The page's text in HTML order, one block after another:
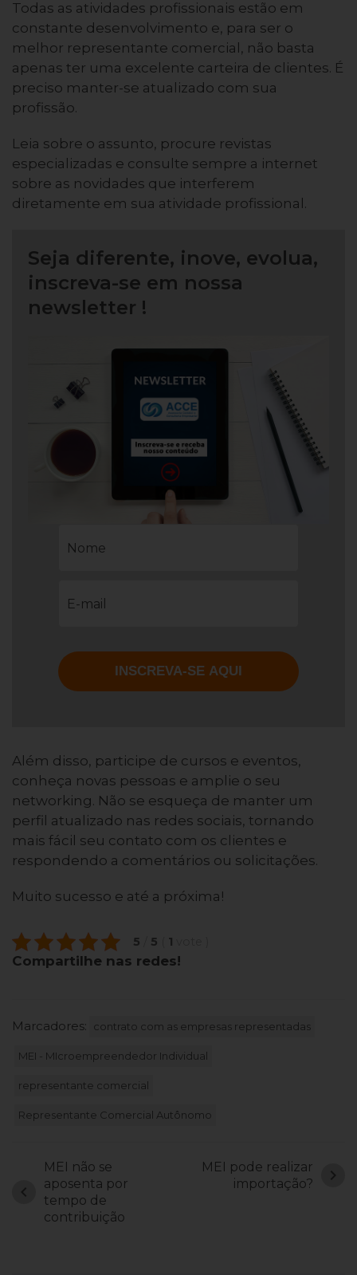
Todas as atividades profissionais estão em
constante desenvolvimento e, para ser o
melhor representante comercial, não basta
apenas ter uma excelente carteira de clientes. É
preciso manter-se atualizado com sua
profissão.
Leia sobre o assunto, procure revistas
especializadas e consulte sempre a internet
sobre as novidades que interferem
diretamente em sua atividade profissional.
Seja diferente, inove, evolua,
inscreva-se em nossa
newsletter !
Além disso, participe de cursos e eventos,
conheça novas pessoas e amplie o seu
networking. Não se esqueça de manter um
perfil atualizado nas redes sociais, tornando
mais fácil seu contato com os clientes e
respondendo a comentários ou solicitações.
Muito sucesso e até a próxima!
5 5 1
Compartilhe nas redes!
Marcadores: contrato com as empresas representadas
MEI - MIcroempreendedor Individual
representante comercial
Representante Comercial Autônomo
MEI não se
aposenta por
tempo de
contribuição
chevron_left
MEI pode realizar
importação?
chevron_right